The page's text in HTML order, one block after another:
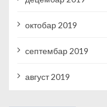
октобар 2019
септембар 2019
август 2019